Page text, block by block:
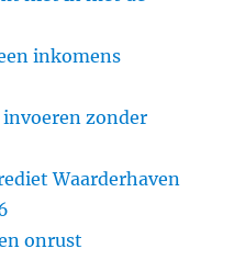
inkomens
invoeren zonder
Waarderhaven
onrust